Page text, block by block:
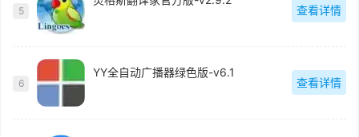
5 查看详情
6
YY全自动广播器绿色版-v6.1
查看详情